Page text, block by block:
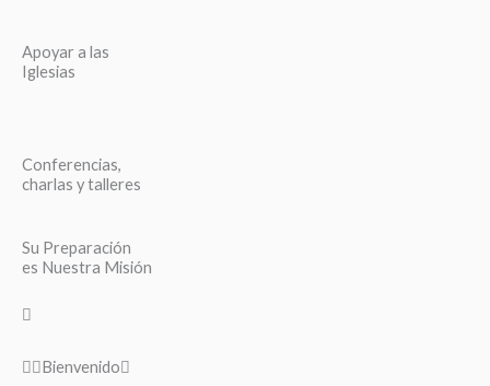
Apoyar a las
Iglesias
Conferencias,
charlas y talleres
Su Preparación
es Nuestra Misión
Bienvenido